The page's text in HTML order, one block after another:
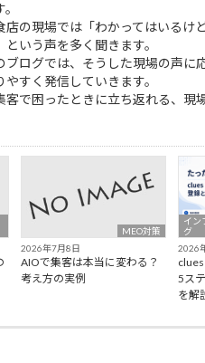
店の現場では「わかってはいるけ
という声を多く聞きます。
ブログでは、そうした現場の声に
やすく発信していきます。
客で困ったときに立ち返れる、現
MEO対策
2026年7月8日
AIOで集客は本当に変わる？
考え方の実例
イン
グ
2026
5ス
を解